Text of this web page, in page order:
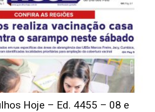
Hoje – Ed. 4455 – 08 e